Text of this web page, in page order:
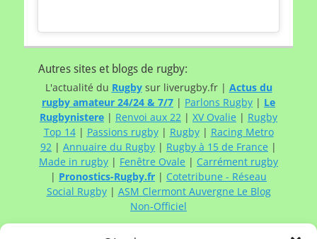
Autres sites et blogs de rugby:
L'actualité du Rugbysur liverugby.fr | Actus du
rugby amateur 24/24 & 7/7 | Parlons Rugby | Le
Rugbynistere | Renvoi aux 22 | XV Ovalie | Rugby
Top 14| Passions rugby| Rugby| Racing Metro
92 | Annuaire du Rugby | Rugby à 15 de France |
Made in rugby | Fenêtre Ovale | Carrément rugby
| Pronostics-Rugby.fr | Cotetribune - Réseau
Social Rugby| ASM Clermont Auvergne Le Blog
Non-Officiel